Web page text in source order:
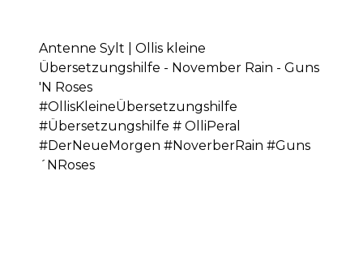
Antenne Sylt | Ollis kleine
Übersetzungshilfe - November Rain - Guns
'N Roses
#OllisKleineÜbersetzungshilfe
#Übersetzungshilfe # OlliPeral
#DerNeueMorgen #NoverberRain #Guns
´NRoses